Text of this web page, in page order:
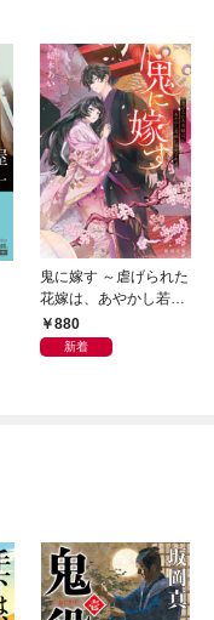
鬼に嫁す ～虐げられた
花嫁は、あやかし若頭
に溺愛される～
880
新着